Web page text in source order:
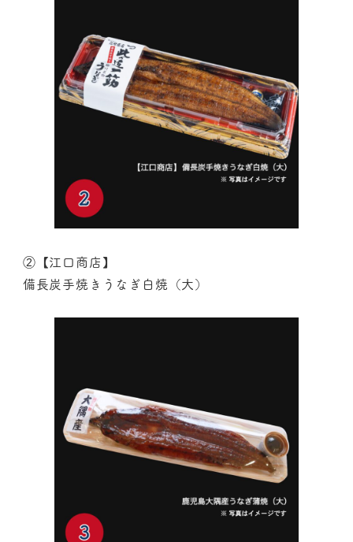
②【江口商店】
備長炭手焼きうなぎ白焼（大）